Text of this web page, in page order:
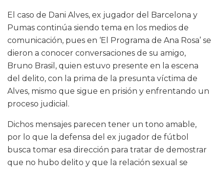
El caso de Dani Alves, ex jugador del Barcelona y
Pumas continúa siendo tema en los medios de
comunicación, pues en ‘El Programa de Ana Rosa’ se
dieron a conocer conversaciones de su amigo,
Bruno Brasil, quien estuvo presente en la escena
del delito, con la prima de la presunta víctima de
Alves, mismo que sigue en prisión y enfrentando un
proceso judicial.
Dichos mensajes parecen tener un tono amable,
por lo que la defensa del ex jugador de fútbol
busca tomar esa dirección para tratar de demostrar
que no hubo delito y que la relación sexual se